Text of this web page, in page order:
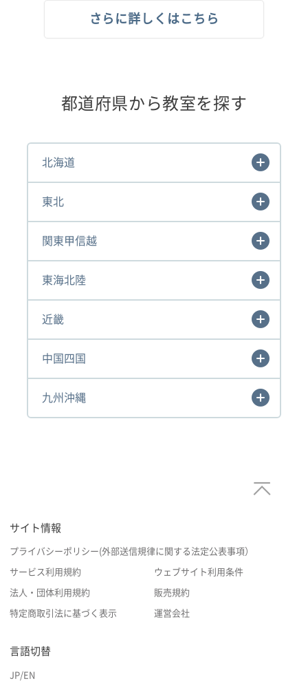
さらに詳しくはこちら
都道府県から教室を探す
北海道
東北
関東甲信越
東海北陸
近畿
中国四国
九州沖縄
サイト情報
プライバシーポリシー(外部送信規律に関する法定公表事項）
サービス利用規約 ウェブサイト利用条件
法人・団体利用規約 販売規約
特定商取引法に基づく表示 運営会社
言語切替
JP/EN